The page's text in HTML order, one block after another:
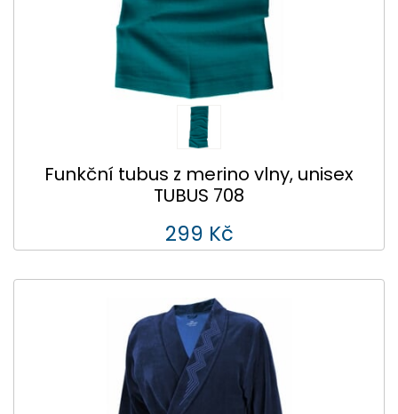
Funkční tubus z merino vlny, unisex
TUBUS 708
299 Kč